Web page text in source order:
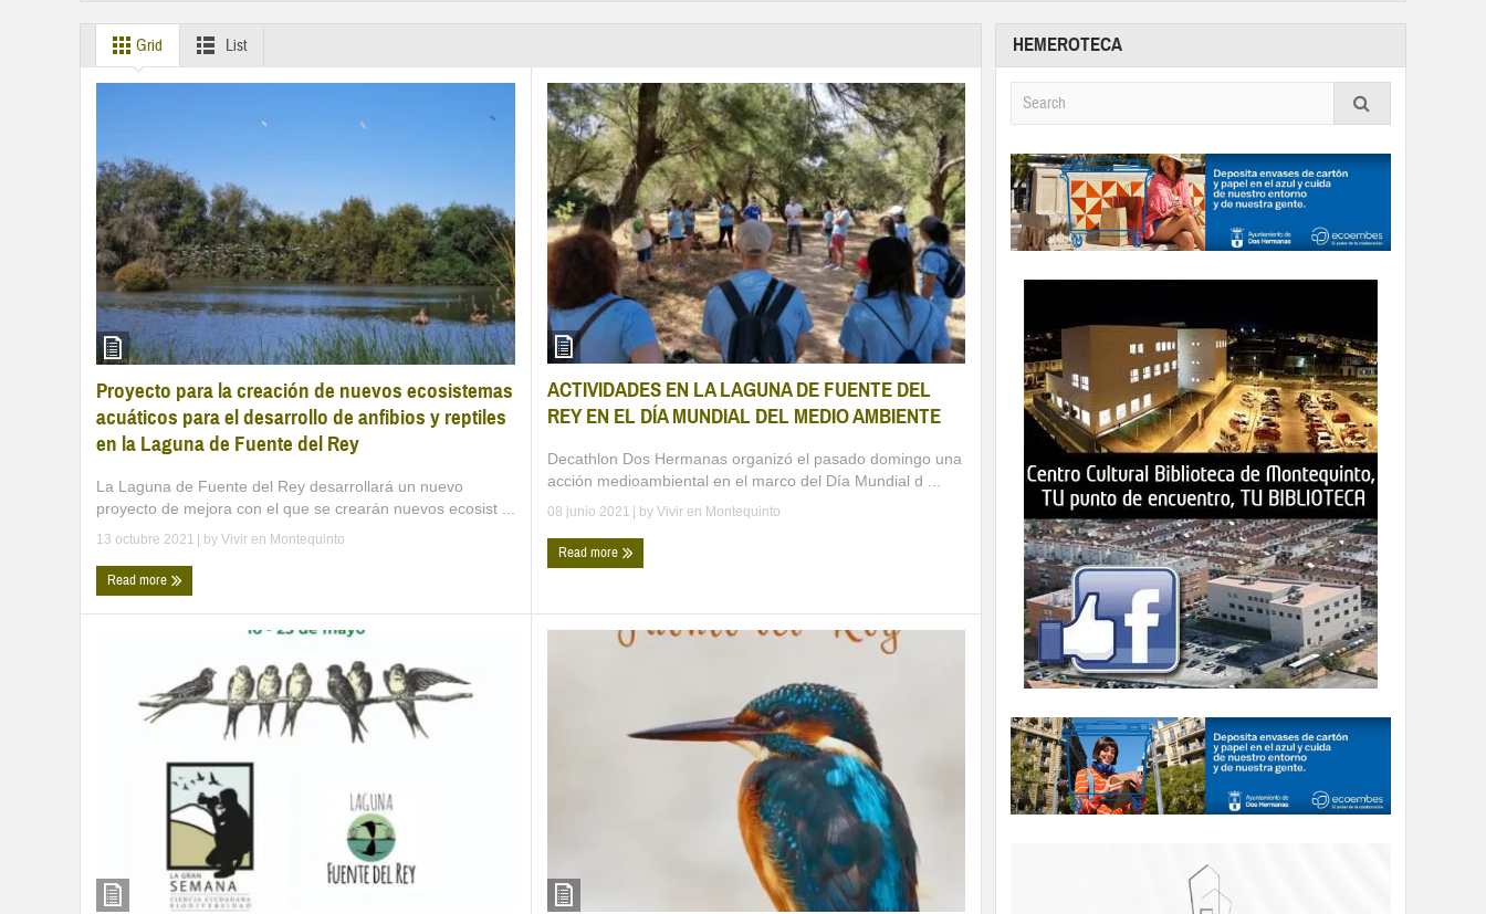
Grid List
Proyecto para la creación de nuevos ecosistemas
acuáticos para el desarrollo de anfibios y reptiles
en la Laguna de Fuente del Rey
La Laguna de Fuente del Rey desarrollará un nuevo
proyecto de mejora con el que se crearán nuevos ecosist ...
13 octubre 2021 | by Vivir en Montequinto
Read more
ACTIVIDADES EN LA LAGUNA DE FUENTE DEL
REY EN EL DÍA MUNDIAL DEL MEDIO AMBIENTE
Decathlon Dos Hermanas organizó el pasado domingo una
acción medioambiental en el marco del Día Mundial d ...
08 junio 2021 | by Vivir en Montequinto
Read more
HEMEROTECA